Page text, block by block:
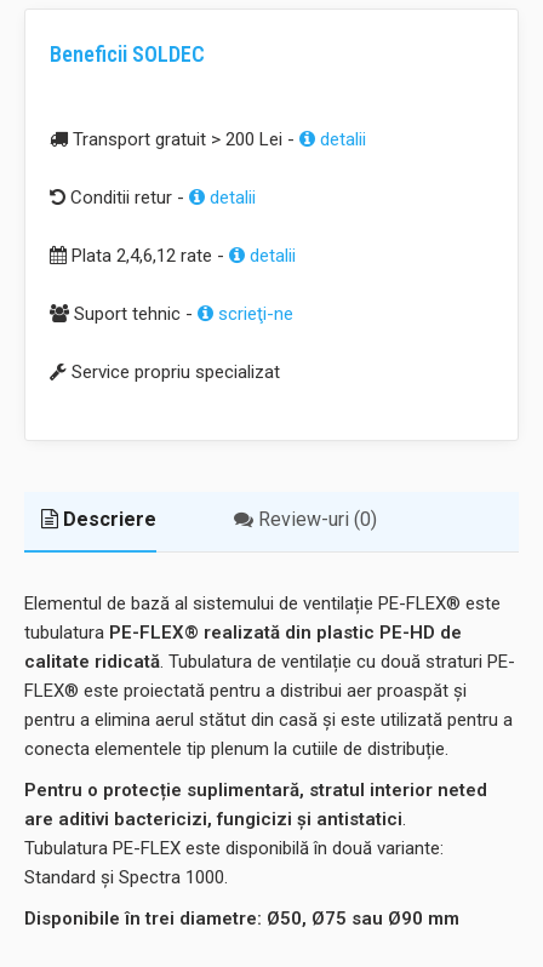
Beneficii SOLDEC
Transport gratuit > 200 Lei - detalii
Conditii retur - detalii
Plata 2,4,6,12 rate - detalii
Suport tehnic - scrieţi-ne
Service propriu specializat
Descriere Review-uri (0)
Elementul de bază al sistemului de ventilație PE-FLEX® este
tubulatura PE-FLEX® realizată din plastic PE-HD de
calitate ridicată. Tubulatura de ventilație cu două straturi PE-
FLEX® este proiectată pentru a distribui aer proaspăt și
pentru a elimina aerul stătut din casă și este utilizată pentru a
conecta elementele tip plenum la cutiile de distribuție.
Pentru o protecție suplimentară, stratul interior neted
are aditivi bactericizi, fungicizi și antistatici.
Tubulatura PE-FLEX este disponibilă în două variante:
Standard și Spectra 1000.
Disponibile în trei diametre: Ø50, Ø75 sau Ø90 mm